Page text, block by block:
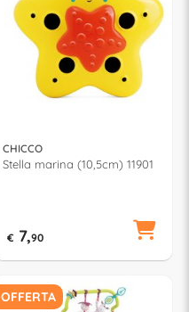
CHICCO
Stella marina (10,5cm) 11901
€ 7,90
OFFERTA